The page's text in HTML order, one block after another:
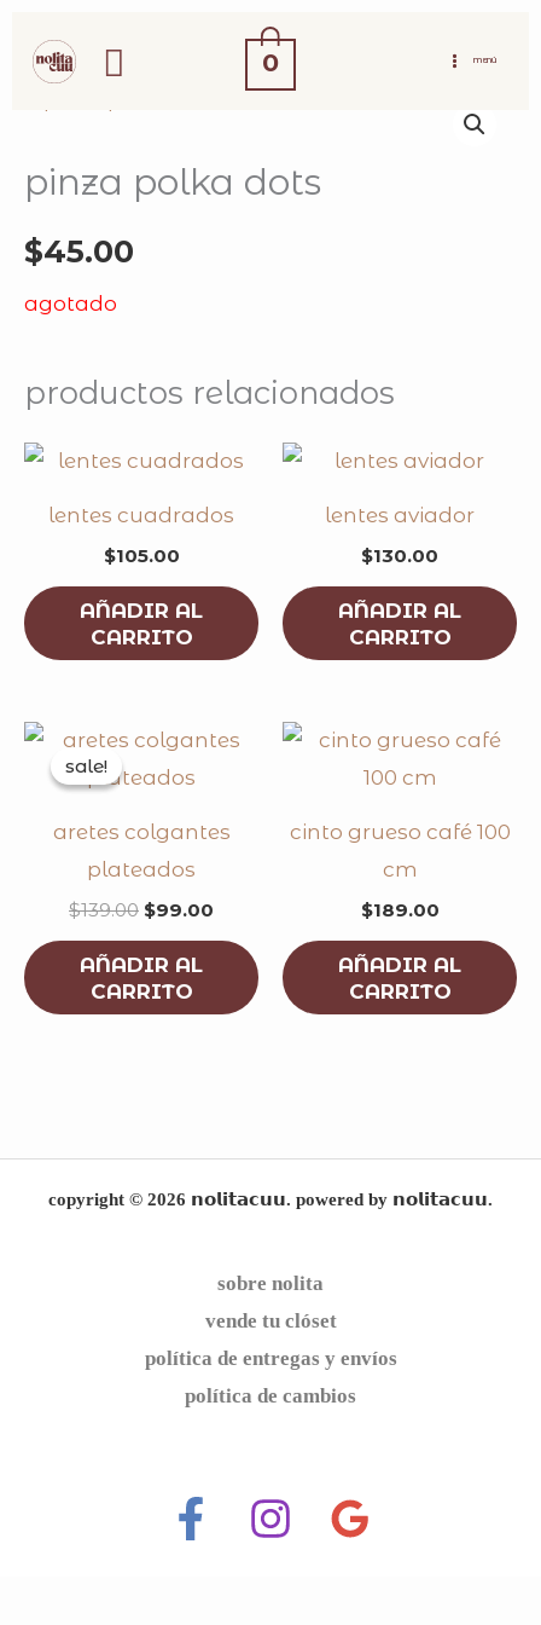
buscar 0 MENÚ
pinza polka dots
$45.00
agotado
productos relacionados
lentes cuadrados
$105.00
AÑADIR AL
CARRITO
lentes aviador
$130.00
AÑADIR AL
CARRITO
sale!
sale!
aretes colgantes
plateados
$139.00
original
price
was:
$99.00
current
AÑADIR AL
CARRITO
cinto grueso café 100
cm
$189.00
AÑADIR AL
CARRITO
copyright © 2026 𝗻𝗼𝗹𝗶𝘁𝗮𝗰𝘂𝘂. powered by 𝗻𝗼𝗹𝗶𝘁𝗮𝗰𝘂𝘂.
sobre nolita
vende tu clóset
política de entregas y envíos
política de cambios